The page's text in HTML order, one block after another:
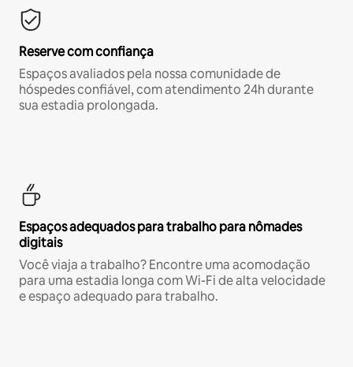
Reserve com confiança
Espaços avaliados pela nossa comunidade de
hóspedes confiável, com atendimento 24h durante
sua estadia prolongada.
Espaços adequados para trabalho para nômades
digitais
Você viaja a trabalho? Encontre uma acomodação
para uma estadia longa com Wi-Fi de alta velocidade
e espaço adequado para trabalho.